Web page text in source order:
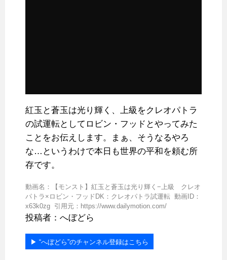
紅玉と蒼玉は光り輝く、上級をクレオパトラ
の試運転としてロビン・フッドとやってみた
ことをお伝えします。まぁ、そうなるやろ
な…というわけで本日も世界の平和を頼む所
存です。
動画名：【モンスト】紅玉と蒼玉は光り輝く−上級 クレオ
パトラ×ロビン・フッドDK：クレオパトラ試運転 動画ID：
x63k0zg 引用元：https://www.dailymotion.com/
投稿者：へぼどら
▶︎ “へぼどら”のチャンネル登録はこちら